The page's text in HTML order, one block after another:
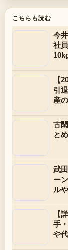
こちらも読む
今
社
【
引
産
古
とめ
武
ー
ル
【
手
や